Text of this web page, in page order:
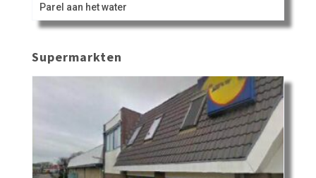
Parel aan het water
Supermarkten